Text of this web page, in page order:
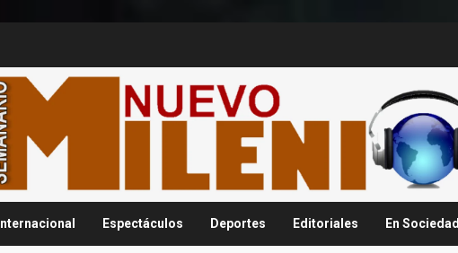
Internacional Espectáculos Deportes Editoriales En Sociedad